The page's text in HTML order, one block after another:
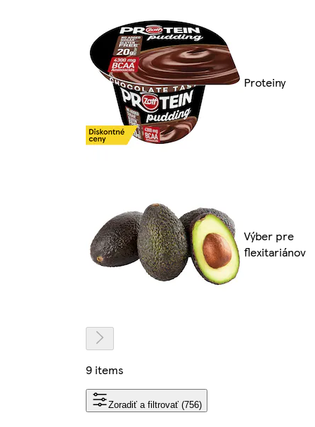
Proteiny
Výber pre
flexitariánov
9 items
Zoradiť a filtrovať (756)